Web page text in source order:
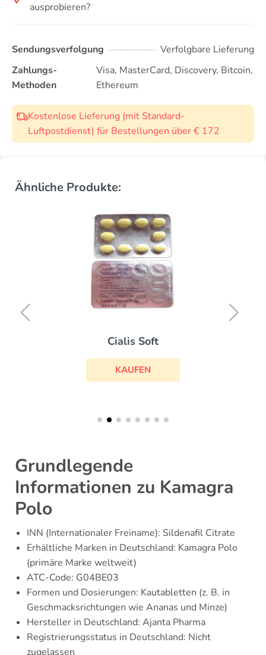
ausprobieren?
Sendungsverfolgung
Verfolgbare Lieferung
Zahlungs-
Methoden
Visa, MasterCard, Discovery, Bitcoin,
Ethereum
Kostenlose Lieferung (mit Standard-
Luftpostdienst) für Bestellungen über € 172
Ähnliche Produkte:
Cialis Soft
KAUFEN
Grundlegende
Informationen zu Kamagra
Polo
INN (Internationaler Freiname): Sildenafil Citrate
Erhältliche Marken in Deutschland: Kamagra Polo
(primäre Marke weltweit)
ATC-Code: G04BE03
Formen und Dosierungen: Kautabletten (z. B. in
Geschmacksrichtungen wie Ananas und Minze)
Hersteller in Deutschland: Ajanta Pharma
Registrierungsstatus in Deutschland: Nicht
zugelassen